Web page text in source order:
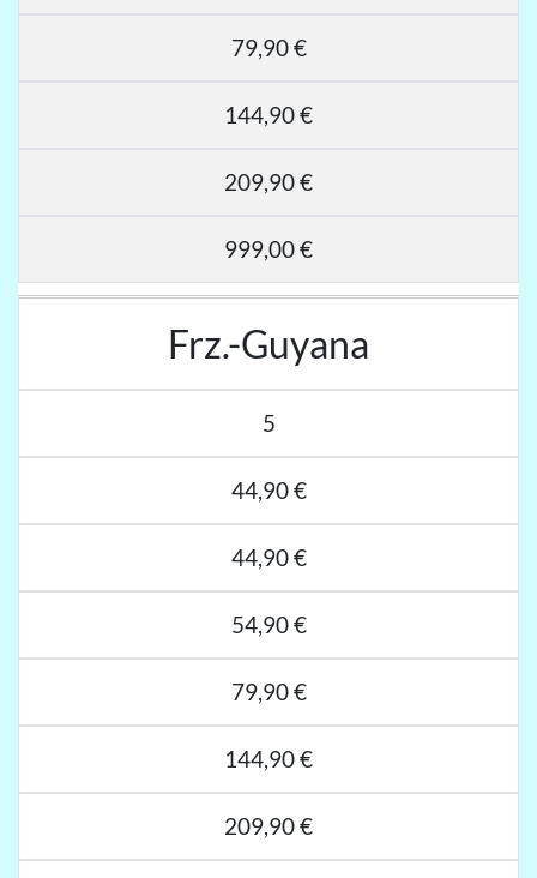
79,90 €
144,90 €
209,90 €
999,00 €
Frz.-Guyana
5
44,90 €
44,90 €
54,90 €
79,90 €
144,90 €
209,90 €